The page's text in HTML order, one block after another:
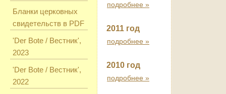
Бланки церковных
свидетельств в PDF
'Der Bote / Вестник',
2023
'Der Bote / Вестник',
2022
подробнее »
2011 год
подробнее »
2010 год
подробнее »